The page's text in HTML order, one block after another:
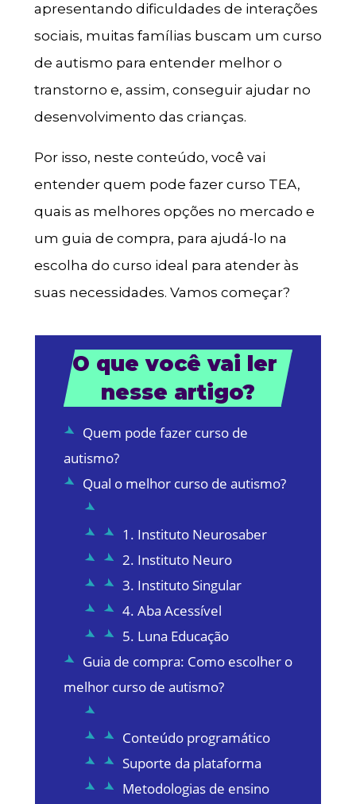
apresentando dificuldades de interações
sociais, muitas famílias buscam um curso
de autismo para entender melhor o
transtorno e, assim, conseguir ajudar no
desenvolvimento das crianças.
Por isso, neste conteúdo, você vai
entender quem pode fazer curso TEA,
quais as melhores opções no mercado e
um guia de compra, para ajudá-lo na
escolha do curso ideal para atender às
suas necessidades. Vamos começar?
O que você vai ler
nesse artigo?
Quem pode fazer curso de
autismo?
Qual o melhor curso de autismo?
1. Instituto Neurosaber
2. Instituto Neuro
3. Instituto Singular
4. Aba Acessível
5. Luna Educação
Guia de compra: Como escolher o
melhor curso de autismo?
Conteúdo programático
Suporte da plataforma
Metodologias de ensino